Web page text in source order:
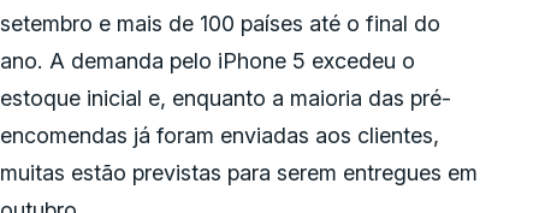
setembro e mais de 100 países até o final do
ano. A demanda pelo iPhone 5 excedeu o
estoque inicial e, enquanto a maioria das pré-
encomendas já foram enviadas aos clientes,
muitas estão previstas para serem entregues em